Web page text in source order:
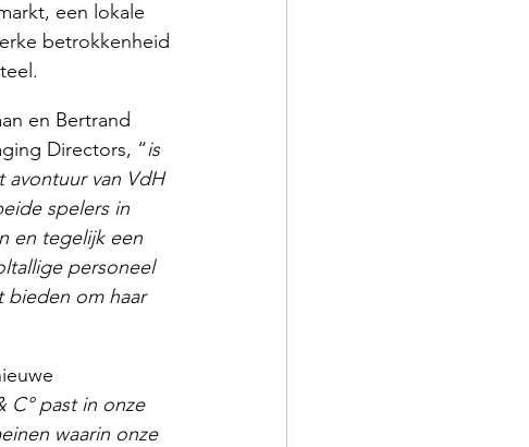
een lokale
betrokkenheid
en Bertrand
Directors, “is
avontuur van VdH
spelers in
en tegelijk een
personeel
bieden om haar
C° past in onze
waarin onze